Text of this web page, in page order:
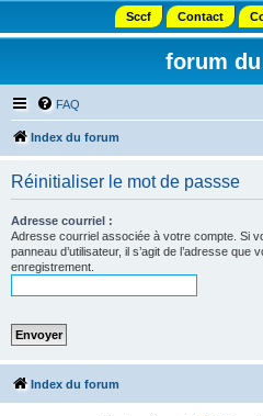
Sccf Contact
forum du
FAQ
Index du forum
Réinitialiser le mot de passse
Adresse courriel :
Adresse courriel associée à votre compte. Si
panneau d’utilisateur, il s’agit de l’adresse
enregistrement.
Index du forum